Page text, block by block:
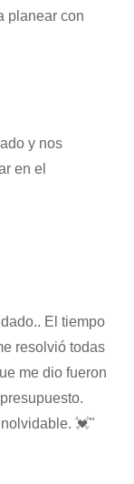
planear con
y nos
en el
El tiempo
resolvió todas
me dio fueron
💓"